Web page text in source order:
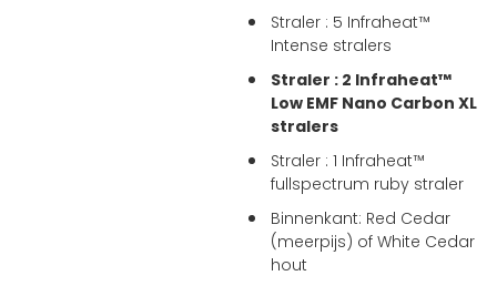
Straler : 5 Infraheat™
Intense stralers
Straler : 2 Infraheat™
Low EMF Nano Carbon XL
stralers
Straler : 1 Infraheat™
fullspectrum ruby straler
Binnenkant: Red Cedar
(meerpijs) of White Cedar
hout